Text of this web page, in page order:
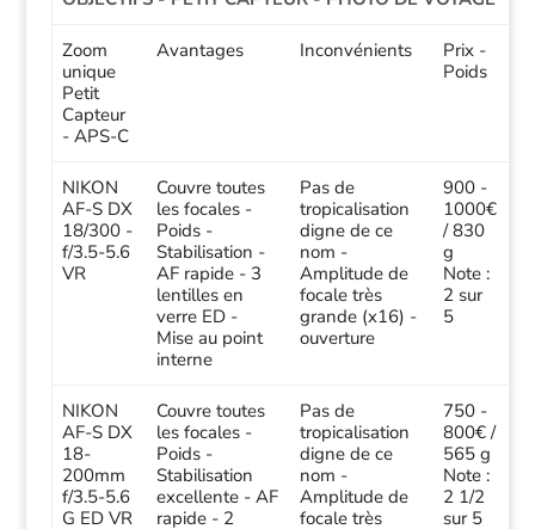
Zoom
unique
Petit
Capteur
- APS-C
Avantages Inconvénients
Prix -
Poids
NIKON
AF-S DX
18/300 -
f/3.5-5.6
VR
Couvre toutes
les focales -
Poids -
Stabilisation -
AF rapide - 3
lentilles en
verre ED -
Mise au point
interne
Pas de
tropicalisation
digne de ce
nom -
Amplitude de
focale très
grande (x16) -
ouverture
900 -
1000€
/ 830
g
Note :
2 sur
5
NIKON
AF-S DX
18-
200mm
f/3.5-5.6
G ED VR
Couvre toutes
les focales -
Poids -
Stabilisation
excellente - AF
rapide - 2
Pas de
tropicalisation
digne de ce
nom -
Amplitude de
focale très
750 -
800€ /
565 g
Note :
2 1/2
sur 5